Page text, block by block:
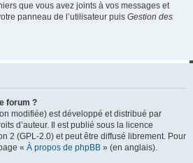
que vous avez joints à vos messages et
panneau de l’utilisateur puis Gestion des
forum ?
modifiée) est développé et distribué par
d’auteur. Il est publié sous la licence
2 (GPL-2.0) et peut être diffusé librement. Pour
« À propos de phpBB » (en anglais).